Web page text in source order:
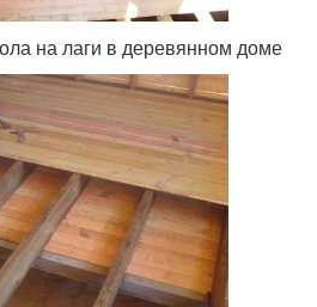
на лаги в деревянном доме